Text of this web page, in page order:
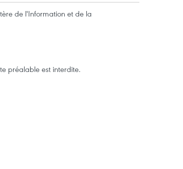
de l'Information et de la
préalable est interdite.